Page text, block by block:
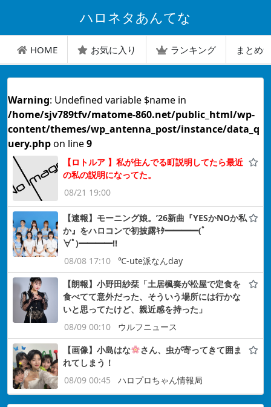
ハロネタあんてな
HOME お気に入り ランキング まとめ
Warning: Undefined variable $name in
/home/sjv789tfv/matome-860.net/public_html/wp-
content/themes/wp_antenna_post/instance/data_q
uery.phpon line9
【ロトルア 】私が住んでる町説明してたら最近
の私の説明になってた。
08/21 19:00
【速報】モーニング娘。’26新曲『YESかNOか私
か』をハロコンで初披露ｷﾀ━━━━(ﾟ
∀ﾟ)━━━━!!
08/08 17:10
℃-ute派なんday
【朗報】小野田紗栞「土居楓奏が松屋で定食を
食べてて意外だった、そういう場所には行かな
いと思ってたけど、親近感を持った」
08/09 00:10
ウルフニュース
【画像】小島はな
さん、虫が寄ってきて囲ま
れてしまう！
08/09 00:45
ハロプロちゃん情報局